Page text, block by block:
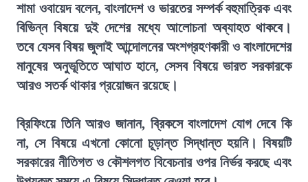
শামা ওবায়েদ বলেন, বাংলাদেশ ও ভারতের সম্পর্ক বহুমাত্রিক এবং
বিভিন্ন বিষয়ে দুই দেশের মধ্যে আলোচনা অব্যাহত থাকবে।
তবে যেসব বিষয় জুলাই আন্দোলনের অংশগ্রহণকারী ও বাংলাদেশের
মানুষের অনুভূতিতে আঘাত হানে, সেসব বিষয়ে ভারত সরকারকে
আরও সতর্ক থাকার প্রয়োজন রয়েছে।
ব্রিফিংয়ে তিনি আরও জানান, ব্রিকসে বাংলাদেশ যোগ দেবে কি
না, সে বিষয়ে এখনো কোনো চূড়ান্ত সিদ্ধান্ত হয়নি। বিষয়টি
সরকারের নীতিগত ও কৌশলগত বিবেচনার ওপর নির্ভর করছে এবং